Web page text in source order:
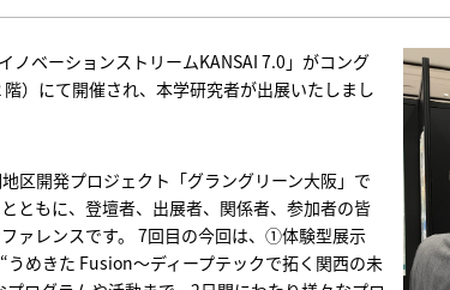
ベーションストリームKANSAI 7.0」がコング
）にて開催され、本学研究者が出展いたしまし
区開発プロジェクト「グラングリーン大阪」で
ともに、登壇者、出展者、関係者、参加者の皆
ァレンスです。 7回目の今回は、①体験型展示
めきた Fusion～ディープテックで拓く関西の未